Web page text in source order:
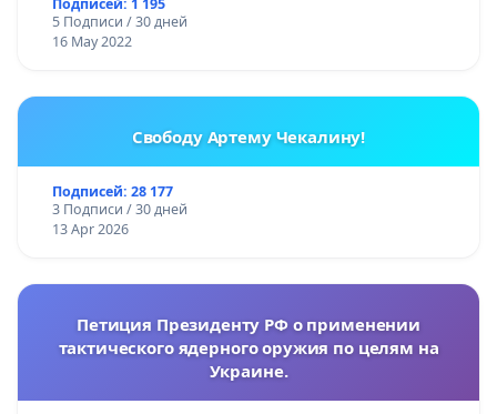
5 Подписи / 30 дней
16 May 2022
Свободу Артему Чекалину!
Подписей: 28 177
3 Подписи / 30 дней
13 Apr 2026
Петиция Президенту РФ о применении
тактического ядерного оружия по целям на
Украине.